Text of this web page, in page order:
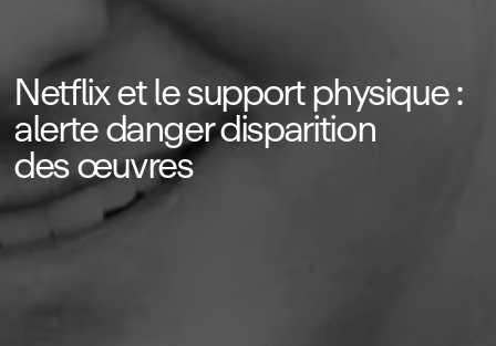
Netflix et le support physique :
alerte danger disparition
des œuvres